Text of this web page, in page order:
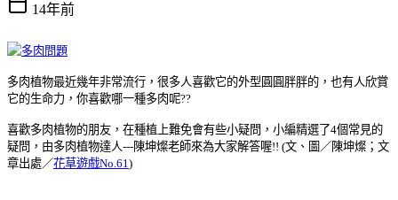
14年前
多肉植物最近幾年非常流行，很多人喜歡它的外型圓圓胖胖的，也有人欣賞
它的生命力，你喜歡哪一種多肉呢??
喜歡多肉植物的朋友，在種植上難免會有些小疑問，小編精選了4個常見的
疑問，由多肉植物達人---陳坤燦老師來為大家解答喔!! (文、圖／陳坤燦；文
章出處／花草遊戲No.61 )